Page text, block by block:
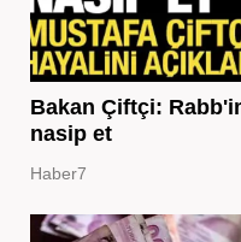
Bakan Çiftçi:
nasip et
Haber7